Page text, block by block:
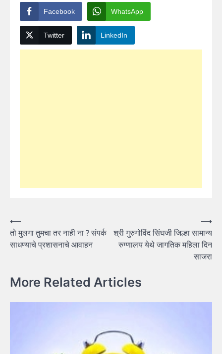
Facebook WhatsApp
Twitter LinkedIn
Post
navigation
⟵
तो मुलगा तुमचा तर नाही ना ? संपर्क
साधण्याचे प्रशासनाचे आवाहन
श्री गुरुगोविंद सिंघजी जिल्हा सामान्य
रुग्णालय येथे जागतिक महिला दिन
साजरा
⟶
More Related Articles